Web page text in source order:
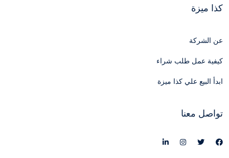
كذا ميزة
عن الشركة
كيفية عمل طلب شراء
ابدأ البيع علي كذا ميزة
تواصل معنا